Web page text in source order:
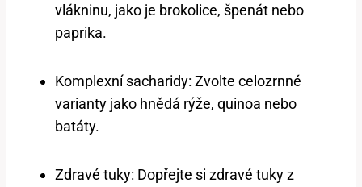
vlákninu, jako je brokolice, špenát nebo
paprika.
Komplexní sacharidy: Zvolte celozrnné
varianty jako hnědá rýže, quinoa nebo
batáty.
Zdravé tuky: Dopřejte si zdravé tuky z